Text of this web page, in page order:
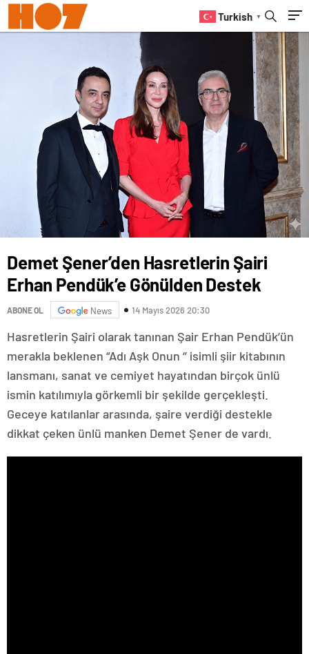
Turkish ▼
Demet Şener’den Hasretlerin Şairi
Erhan Pendük’e Gönülden Destek
ABONE OL News 14 Mayıs 2026 20:30
Hasretlerin Şairi olarak tanınan Şair Erhan Pendük’ün
merakla beklenen “Adı Aşk Onun ‘’ isimli şiir kitabının
lansmanı, sanat ve cemiyet hayatından birçok ünlü
ismin katılımıyla görkemli bir şekilde gerçekleşti.
Geceye katılanlar arasında, şaire verdiği destekle
dikkat çeken ünlü manken Demet Şener de vardı.